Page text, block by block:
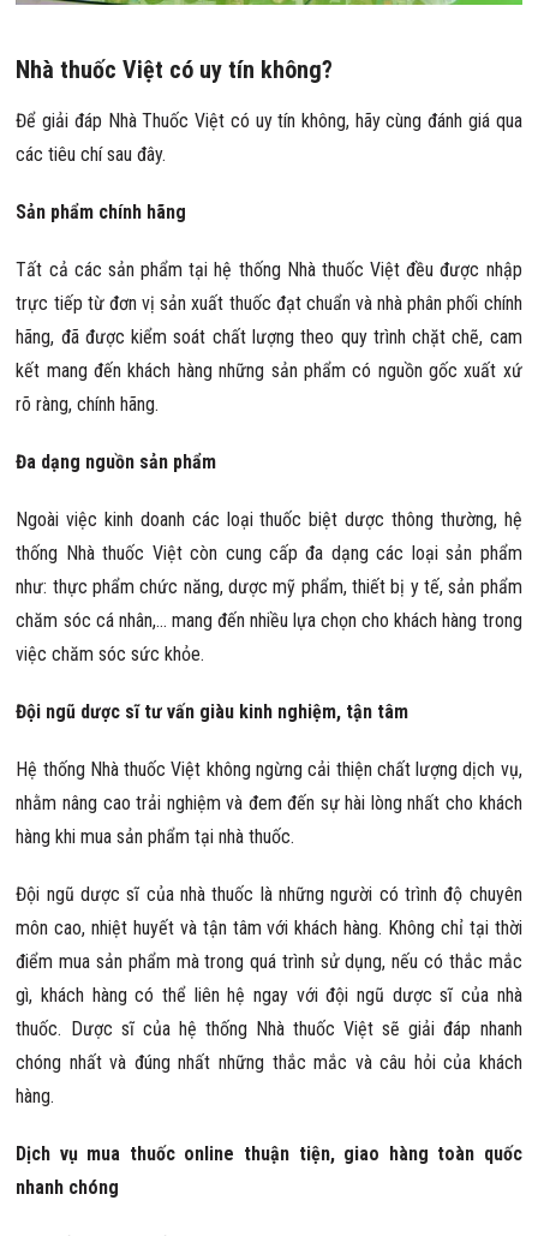
Nhà thuốc Việt có uy tín không?
Để giải đáp Nhà Thuốc Việt có uy tín không, hãy cùng đánh giá qua
các tiêu chí sau đây.
Sản phẩm chính hãng
Tất cả các sản phẩm tại hệ thống Nhà thuốc Việt đều được nhập
trực tiếp từ đơn vị sản xuất thuốc đạt chuẩn và nhà phân phối chính
hãng, đã được kiểm soát chất lượng theo quy trình chặt chẽ, cam
kết mang đến khách hàng những sản phẩm có nguồn gốc xuất xứ
rõ ràng, chính hãng.
Đa dạng nguồn sản phẩm
Ngoài việc kinh doanh các loại thuốc biệt dược thông thường, hệ
thống Nhà thuốc Việt còn cung cấp đa dạng các loại sản phẩm
như: thực phẩm chức năng, dược mỹ phẩm, thiết bị y tế, sản phẩm
chăm sóc cá nhân,… mang đến nhiều lựa chọn cho khách hàng trong
việc chăm sóc sức khỏe.
Đội ngũ dược sĩ tư vấn giàu kinh nghiệm, tận tâm
Hệ thống Nhà thuốc Việt không ngừng cải thiện chất lượng dịch vụ,
nhằm nâng cao trải nghiệm và đem đến sự hài lòng nhất cho khách
hàng khi mua sản phẩm tại nhà thuốc.
Đội ngũ dược sĩ của nhà thuốc là những người có trình độ chuyên
môn cao, nhiệt huyết và tận tâm với khách hàng. Không chỉ tại thời
điểm mua sản phẩm mà trong quá trình sử dụng, nếu có thắc mắc
gì, khách hàng có thể liên hệ ngay với đội ngũ dược sĩ của nhà
thuốc. Dược sĩ của hệ thống Nhà thuốc Việt sẽ giải đáp nhanh
chóng nhất và đúng nhất những thắc mắc và câu hỏi của khách
hàng.
Dịch vụ mua thuốc online thuận tiện, giao hàng toàn quốc
nhanh chóng